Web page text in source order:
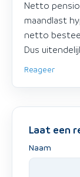
Netto
maandlast
netto
Dus
Reageer
Laat een
Naam